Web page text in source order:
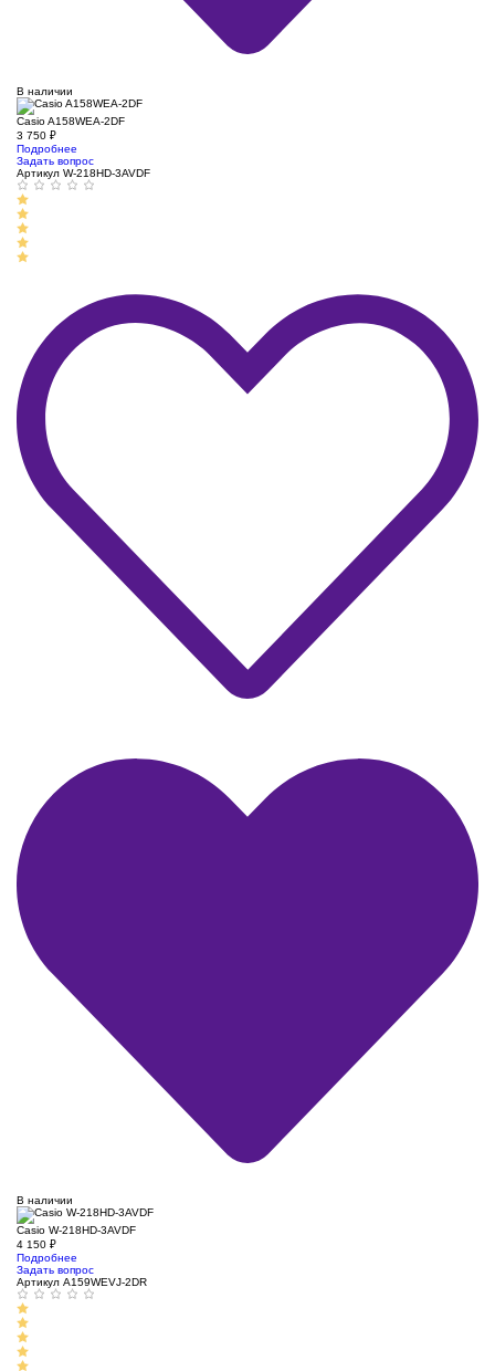
В наличии
Casio A158WEA-2DF
3 750 ₽
Подробнее
Задать вопрос
Артикул W-218HD-3AVDF
В наличии
Casio W-218HD-3AVDF
4 150 ₽
Подробнее
Задать вопрос
Артикул A159WEVJ-2DR